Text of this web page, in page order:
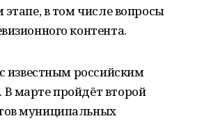
в том числе вопросы
контента.
известным российским
марте пройдёт второй
муниципальных